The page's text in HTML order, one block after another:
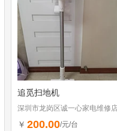
追觅扫地机
深圳市龙岗区诚一心家电维修
（个体工商户）
￥ 200.00/元/台